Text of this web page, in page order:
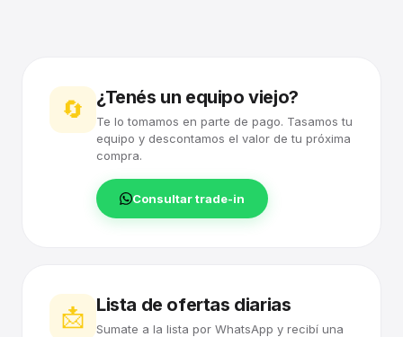
🔄 ¿Tenés un equipo viejo?
Te lo tomamos en parte de pago. Tasamos tu
equipo y descontamos el valor de tu próxima
compra.
Consultar trade-in
📩 Lista de ofertas diarias
Sumate a la lista por WhatsApp y recibí una